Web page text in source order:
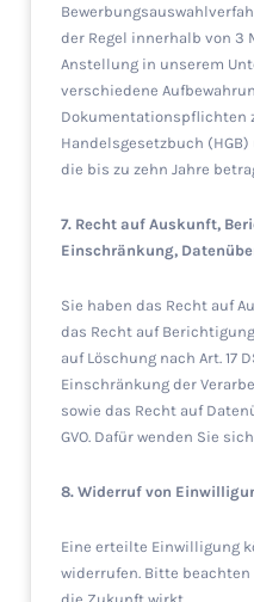
der Regel innerhalb von 3
Anstellung in unserem
verschiedene
Dokumentationspflichten
Handelsgesetzbuch
die bis zu zehn Jahre
7. Recht auf Auskunft,
Einschränkung,
Sie haben das Recht auf
das Recht auf Berichtigung
auf Löschung nach Art. 17
Einschränkung der
sowie das Recht auf
GVO. Dafür wenden Sie
8. Widerruf von
Eine erteilte Einwilligung
widerrufen. Bitte
die Zukunft wirkt.